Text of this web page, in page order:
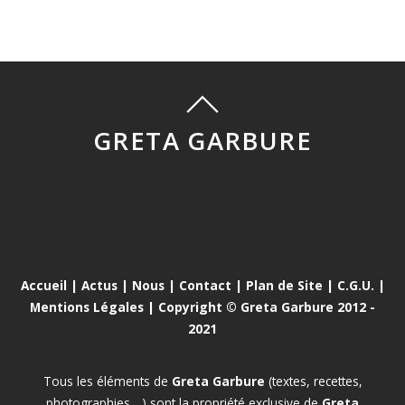
GRETA GARBURE
Accueil | Actus| Nous| Contact | Plan de Site | C.G.U. |
Mentions Légales | Copyright © Greta Garbure 2012 -
2021
Tous les éléments de Greta Garbure (textes, recettes,